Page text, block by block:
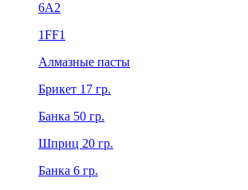
6А2
1FF1
Алмазные пасты
Брикет 17 гр.
Банка 50 гр.
Шприц 20 гр.
Банка 6 гр.